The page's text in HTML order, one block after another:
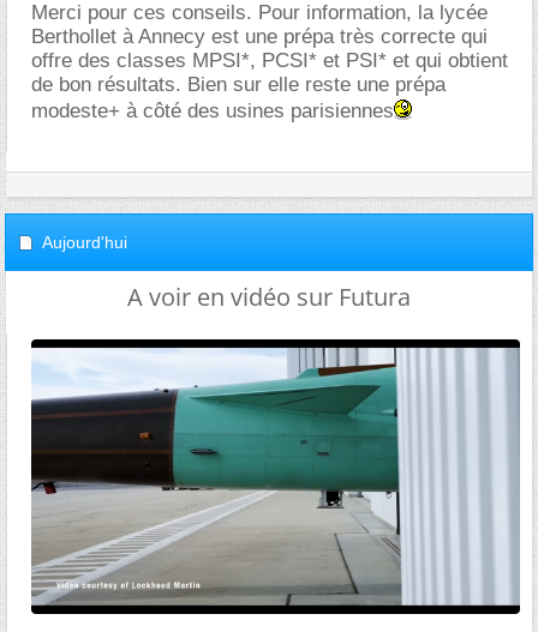
Merci pour ces conseils. Pour information, la lycée
Berthollet à Annecy est une prépa très correcte qui
offre des classes MPSI*, PCSI* et PSI* et qui obtient
de bon résultats. Bien sur elle reste une prépa
modeste+ à côté des usines parisiennes
Aujourd'hui
A voir en vidéo sur Futura